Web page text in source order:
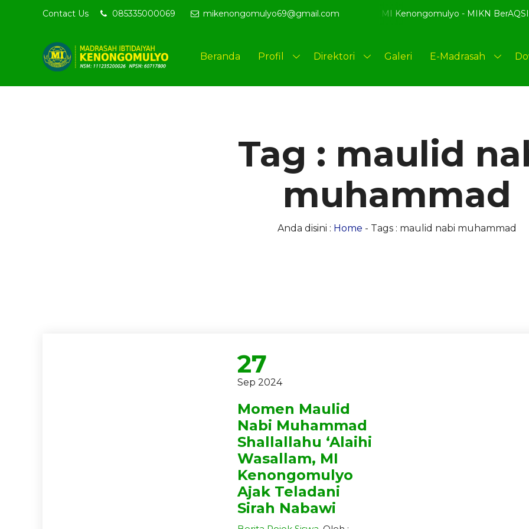
Contact Us 085335000069 mikenongomulyo69@gmail.com
Selamat Datang di website resmi MI Kenongomulyo - MIKN BerAQSI
Beranda Profil Direktori Galeri E-Madrasah
Tag : maulid
muhammad
Anda disini : Home - Tags : maulid nabi muhammad
27
Sep 2024
Momen Maulid
Nabi Muhammad
Shallallahu ‘Alaihi
Wasallam, MI
Kenongomulyo
Ajak Teladani
Sirah Nabawi